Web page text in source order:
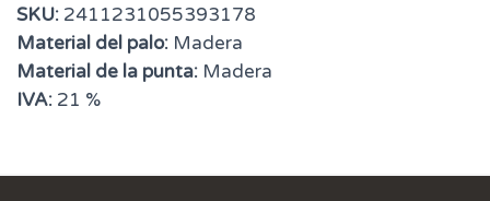
SKU: 2411231055393178
Material del palo: Madera
Material de la punta: Madera
IVA: 21 %